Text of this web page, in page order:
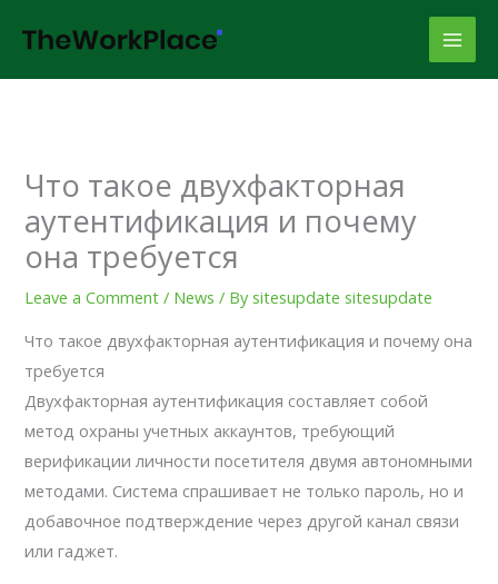
content
Что такое двухфакторная
аутентификация и почему
она требуется
Leave a Comment / News / Bysitesupdate sitesupdate
Что такое двухфакторная аутентификация и почему она
требуется
Двухфакторная аутентификация составляет собой
метод охраны учетных аккаунтов, требующий
верификации личности посетителя двумя автономными
методами. Система спрашивает не только пароль, но и
добавочное подтверждение через другой канал связи
или гаджет.